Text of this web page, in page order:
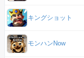
キングショット
モンハンNow